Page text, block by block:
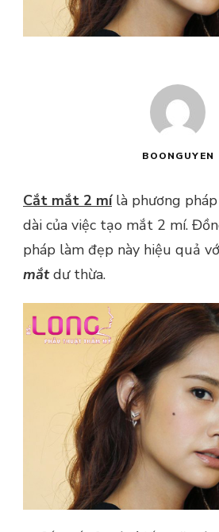
BOONGUYEN
Cắt mắt 2 mílà phương
dài của việc tạo mắt 2 mí.
pháp làm đẹp này hiệu quả
mắtdư thừa.